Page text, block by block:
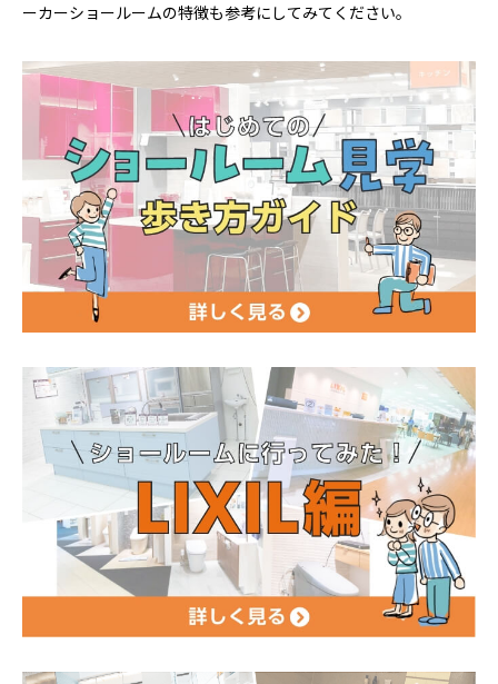
ーカーショールームの特徴も参考にしてみてください。